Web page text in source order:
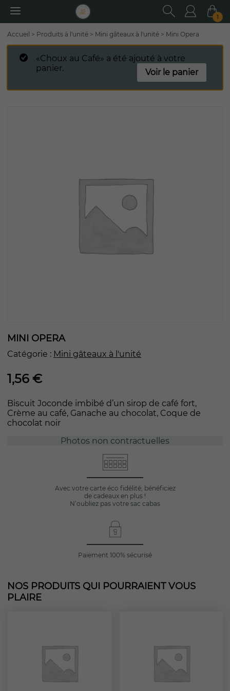
1
:
Accueil > Produits à l'unité > Mini gâteaux à l'unité > Mini Opera
«Choux au Café» a été ajouté à votre
panier.
Voir le panier
MINI OPERA
Catégorie : Mini gâteaux à l'unité
1,56 €
Biscuit Joconde imbibé d’un sirop de café fort,
Crème au café, Ganache au chocolat, Coque de
chocolat noir
Photos non contractuelles
Avec votre carte éco fidélité, bénéficiez
de cadeaux en plus !
N’oubliez pas votre sac cabas
Paiement 100% sécurisé
NOS PRODUITS QUI POURRAIENT VOUS
PLAIRE